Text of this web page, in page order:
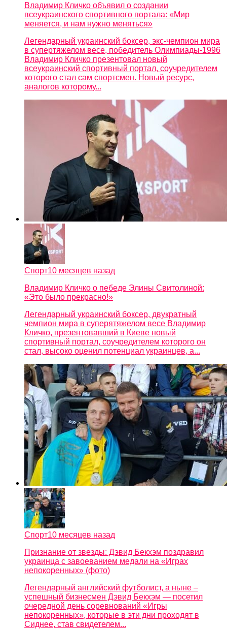
Владимир Кличко объявил о создании
всеукраинского спортивного портала: «Мир
меняется, и нам нужно меняться»
Легендарный украинский боксер, экс-чемпион мира
в супертяжелом весе, победитель Олимпиады-1996
Владимир Кличко презентовал новый
всеукраинский спортивный портал, соучредителем
которого стал сам спортсмен. Новый ресурс,
аналогов которому...
Спорт10 месяцев назад
Владимир Кличко о пебеде Элины Свитолиной:
«Это было прекрасно!»
Легендарный украинский боксер, двукратный
чемпион мира в суперятяжелом весе Владимир
Кличко, презентовавший в Киеве новый
спортивный портал, соучредителем которого он
стал, высоко оценил потенциал украинцев, а...
Спорт10 месяцев назад
Признание от звезды: Дэвид Бекхэм поздравил
украинца с завоеванием медали на «Играх
непокоренных» (фото)
Легендарный английский футболист, а ныне –
успешный бизнесмен Дэвид Бекхэм — посетил
очередной день соревнований «Игры
непокоренных», которые в эти дни проходят в
Сиднее, став свидетелем...